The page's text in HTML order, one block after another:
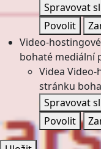
Spravovat
Povolit
Video-
bohaté mediální
Videa Video-
stránku
Spravovat
Povolit